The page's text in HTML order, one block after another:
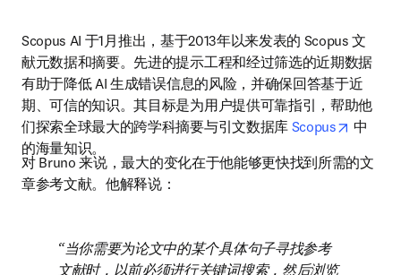
Scopus AI 于1月推出，基于2013年以来发表的 Scopus 文
献元数据和摘要。先进的提示工程和经过筛选的近期数据
有助于降低 AI 生成错误信息的风险，并确保回答基于近
期、可信的知识。其目标是为用户提供可靠指引，帮助他
们探索全球最大的跨学科摘要与引文数据库 Scopus opens
中
的海量知识。
对 Bruno 来说，最大的变化在于他能够更快找到所需的文
章参考文献。他解释说：
当你需要为论文中的某个具体句子寻找参考
文献时，以前必须进行关键词搜索，然后浏览